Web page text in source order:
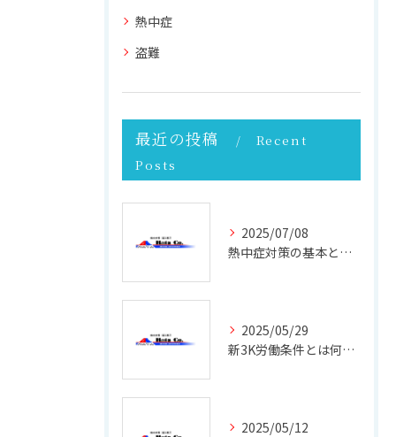
熱中症
盗難
最近の投稿
Recent
Posts
2025/07/08
熱中症対策の基本と現場で実践できる効果的な方法
2025/05/29
新3K労働条件とは何か 働きやすさと未来を考える
2025/05/12